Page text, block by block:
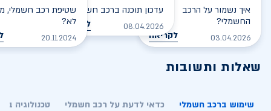
איך נשמור על הרכב
החשמלי?
03.04.2026 לקריאה
עדכון תוכנה ברכב חשמלי
08.04.2026 לקריאה
שטיפת רכב חשמלי,
לא?
20.11.2024
שאלות ותשובות
שימוש ברכב חשמלי כדאי לדעת על רכב חשמלי טכנולוגיה